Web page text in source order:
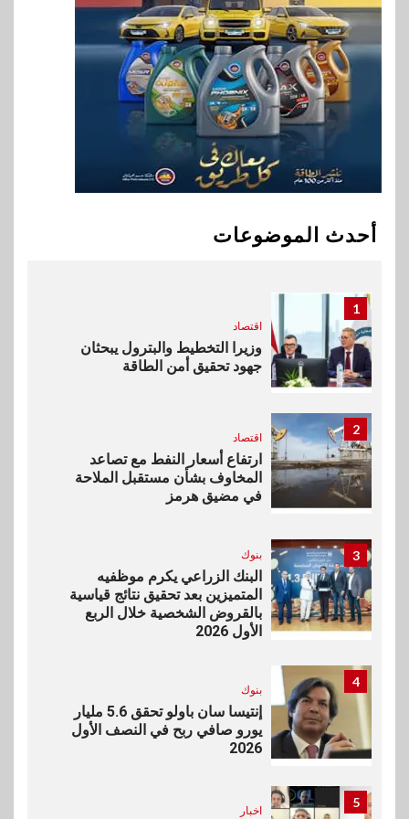
أحدث الموضوعات
وأفريقيا Tour4Cure
9
سوق وصلة
هواوي: هاتف nova 15
Max بطارية ضخمة وتصميم متين
جهازًا مثاليًا للشباب
اقتصاد
خطط نمو «بلد» لتعزيز حضورها
في سوق تحويلات المصريين
1
اقتصاد
وزيرا التخطيط والبترول يبحثان
جهود تحقيق أمن الطاقة
2
اقتصاد
ارتفاع أسعار النفط مع تصاعد
المخاوف بشأن مستقبل الملاحة
في مضيق هرمز
3 بنوك
البنك الزراعي يكرم موظفيه
المتميزين بعد تحقيق نتائج قياسية
بالقروض الشخصية خلال الربع
الأول 2026
4
بنوك
إنتيسا سان باولو تحقق 5.6 مليار
يورو صافي ربح في النصف الأول
2026
5
اخبار